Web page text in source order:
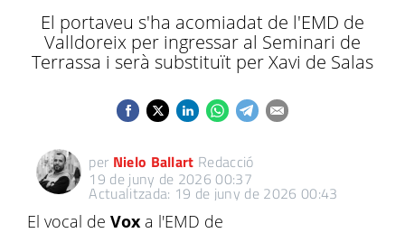
El portaveu s'ha acomiadat de l'EMD de
Valldoreix per ingressar al Seminari de
Terrassa i serà substituït per Xavi de Salas
per Nielo Ballart Redacció
19 de juny de 2026 00:37
Actualitzada: 19 de juny de 2026 00:43
El vocal de Vox a l'EMD de